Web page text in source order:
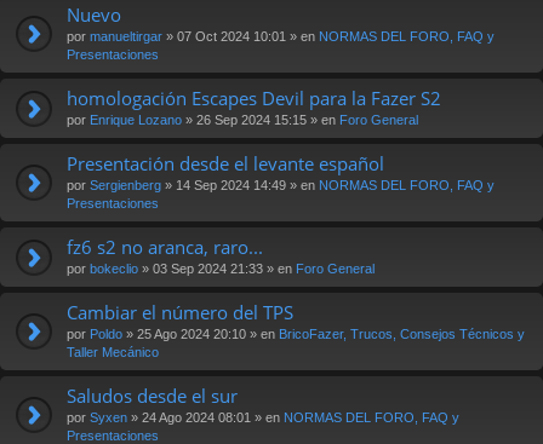
Nuevo
por manueltirgar » 07 Oct 2024 10:01 » en NORMAS DEL FORO, FAQ y
Presentaciones
homologación Escapes Devil para la Fazer S2
por Enrique Lozano » 26 Sep 2024 15:15 » en Foro General
Presentación desde el levante español
por Sergienberg » 14 Sep 2024 14:49 » en NORMAS DEL FORO, FAQ y
Presentaciones
fz6 s2 no aranca, raro...
por bokeclio » 03 Sep 2024 21:33 » en Foro General
Cambiar el número del TPS
por Poldo » 25 Ago 2024 20:10 » en BricoFazer, Trucos, Consejos Técnicos y
Taller Mecánico
Saludos desde el sur
por Syxen » 24 Ago 2024 08:01 » en NORMAS DEL FORO, FAQ y
Presentaciones